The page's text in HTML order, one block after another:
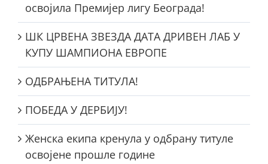
освојила Премијер лигу Београда!
ШК ЦРВЕНА ЗВЕЗДА ДАТА ДРИВЕН ЛАБ У
КУПУ ШАМПИОНА ЕВРОПЕ
ОДБРАЊЕНА ТИТУЛА!
ПОБЕДА У ДЕРБИЈУ!
Женска екипа кренула у одбрану титуле
освојене прошле године